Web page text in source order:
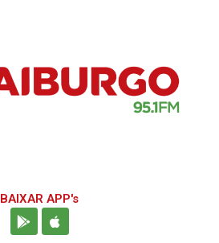
BAIXAR APP's